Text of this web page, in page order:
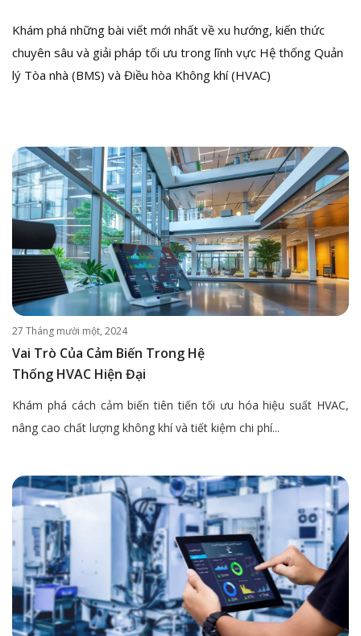
Khám phá những bài viết mới nhất về xu hướng, kiến thức
chuyên sâu và giải pháp tối ưu trong lĩnh vực Hệ thống Quản
lý Tòa nhà (BMS) và Điều hòa Không khí (HVAC)
27 Tháng mười một, 2024
Vai Trò Của Cảm Biến Trong Hệ
Thống HVAC Hiện Đại
Khám phá cách cảm biến tiên tiến tối ưu hóa hiệu suất HVAC,
nâng cao chất lượng không khí và tiết kiệm chi phí...